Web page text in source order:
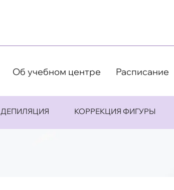
Об учебном центре Расписание
ДЕПИЛЯЦИЯ КОРРЕКЦИЯ ФИГУРЫ